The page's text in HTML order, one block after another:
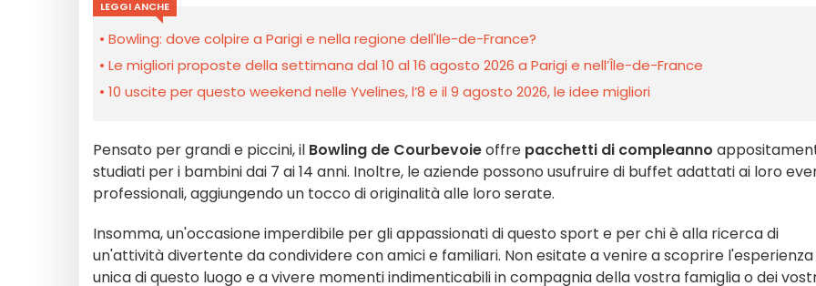
LEGGI ANCHE
Bowling: dove colpire a Parigi e nella regione dell'Ile-de-France?
Le migliori proposte della settimana dal 10 al 16 agosto 2026 a Parigi e nell’Île-de-France
10 uscite per questo weekend nelle Yvelines, l’8 e il 9 agosto 2026, le idee migliori
Pensato per grandi e piccini, il Bowling de Courbevoieoffre pacchetti di compleanno
studiati per i bambini dai 7 ai 14 anni. Inoltre, le aziende possono usufruire di buffet adattati ai loro
professionali, aggiungendo un tocco di originalità alle loro serate.
Insomma, un'occasione imperdibile per gli appassionati di questo sport e per chi è alla ricerca di
un'attività divertente da condividere con amici e familiari. Non esitate a venire a scoprire l'esperienza
unica di questo luogo e a vivere momenti indimenticabili in compagnia della vostra famiglia o dei